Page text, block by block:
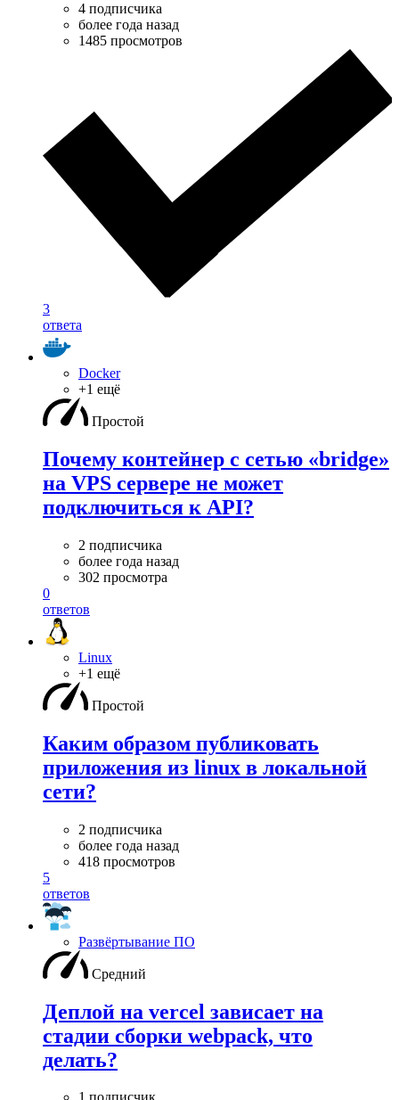
4 подписчика
более года назад
1485 просмотров
3
ответа
Docker
+1 ещё
Простой
Почему контейнер с сетью «bridge»
на VPS сервере не может
подключиться к API?
2 подписчика
более года назад
302 просмотра
0
ответов
Linux
+1 ещё
Простой
Каким образом публиковать
приложения из linux в локальной
сети?
2 подписчика
более года назад
418 просмотров
5
ответов
Развёртывание ПО
Средний
Деплой на vercel зависает на
стадии сборки webpack, что
делать?